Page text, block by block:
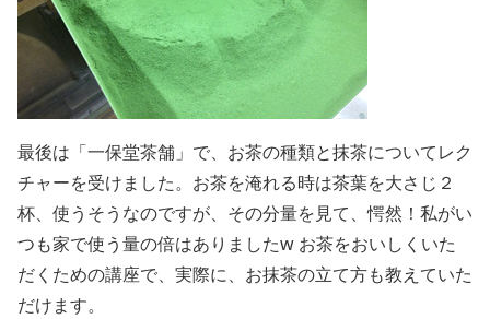
最後は「一保堂茶舗」で、お茶の種類と抹茶についてレク
チャーを受けました。お茶を淹れる時は茶葉を大さじ２
杯、使うそうなのですが、その分量を見て、愕然！私がい
つも家で使う量の倍はありましたw お茶をおいしくいた
だくための講座で、実際に、お抹茶の立て方も教えていた
だけます。